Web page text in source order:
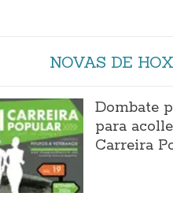
NOVAS DE
Dombate
para
Carreira